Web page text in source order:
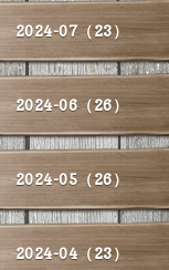
2024-07（23）
2024-06（26）
2024-05（26）
2024-04（23）